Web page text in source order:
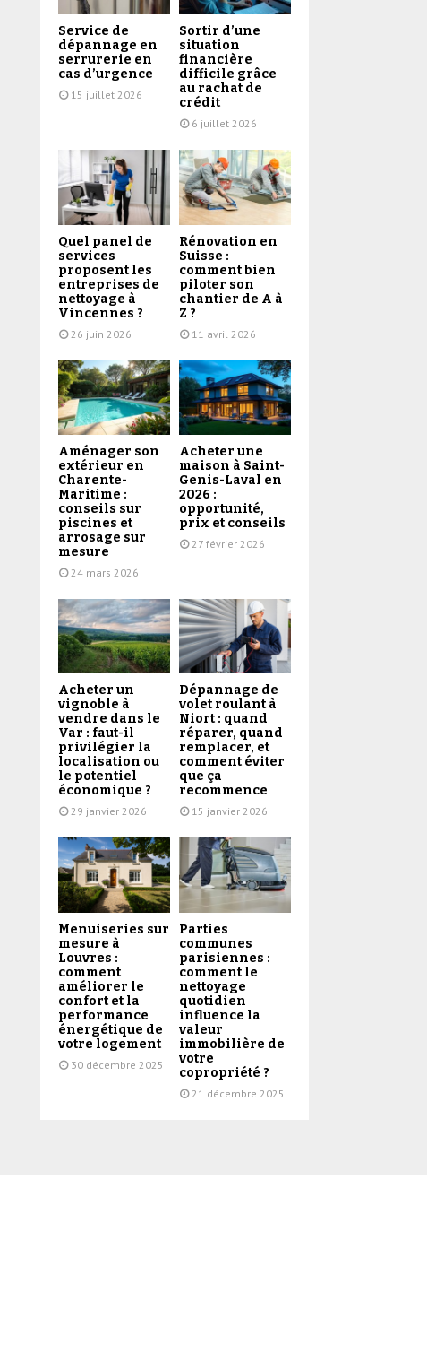
Service de
dépannage en
serrurerie en
cas d’urgence
15 juillet 2026
Sortir d’une
situation
financière
difficile grâce
au rachat de
crédit
6 juillet 2026
Quel panel de
services
proposent les
entreprises de
nettoyage à
Vincennes ?
26 juin 2026
Rénovation en
Suisse :
comment bien
piloter son
chantier de A à
Z ?
11 avril 2026
Aménager son
extérieur en
Charente-
Maritime :
conseils sur
piscines et
arrosage sur
mesure
24 mars 2026
Acheter une
maison à Saint-
Genis-Laval en
2026 :
opportunité,
prix et conseils
27 février 2026
Acheter un
vignoble à
vendre dans le
Var : faut-il
privilégier la
localisation ou
le potentiel
économique ?
29 janvier 2026
Dépannage de
volet roulant à
Niort : quand
réparer, quand
remplacer, et
comment éviter
que ça
recommence
15 janvier 2026
Menuiseries sur
mesure à
Louvres :
comment
améliorer le
confort et la
performance
énergétique de
votre logement
30 décembre 2025
Parties
communes
parisiennes :
comment le
nettoyage
quotidien
influence la
valeur
immobilière de
votre
copropriété ?
21 décembre 2025